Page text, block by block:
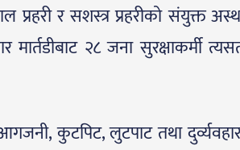
प्रहरी र सशस्त्र प्रहरीको संयुक्त
२८ जना सुरक्षाकर्मी
कुटपिट, लुटपाट तथा